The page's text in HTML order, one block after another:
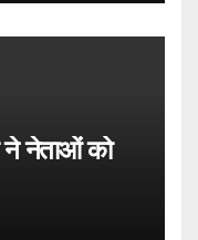
ने नेताओं को